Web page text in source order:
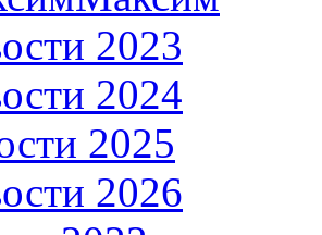
2023
2024
2025
2026